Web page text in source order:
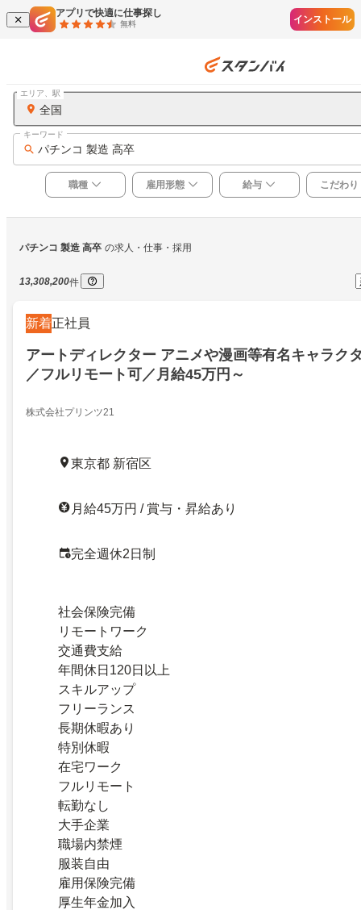
アプリで快適に仕事探し
無料 インストール
全国
エリア、駅
パチンコ 製造 高卒
キーワード
職種 雇用形態 給与 こだわり
パチンコ 製造 高卒 の求人・仕事・採用
13,308,200件
新着正社員
アートディレクター アニメや漫画等有名キャラク
／フルリモート可／月給45万円～
株式会社プリンツ21
東京都 新宿区
月給45万円 / 賞与・昇給あり
完全週休2日制
社会保険完備
リモートワーク
交通費支給
年間休日120日以上
スキルアップ
フリーランス
長期休暇あり
特別休暇
在宅ワーク
フルリモート
転勤なし
大手企業
職場内禁煙
服装自由
雇用保険完備
厚生年金加入